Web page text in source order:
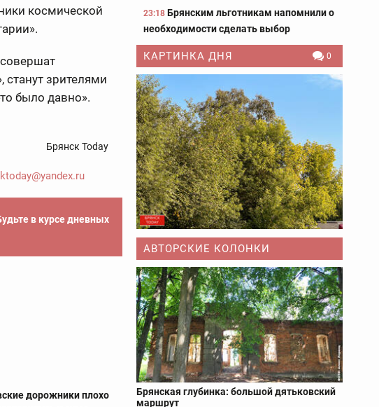
космической
станут зрителями
было давно».
Брянск Today
в курсе дневных
дорожники плохо
23:18 Брянским льготникам напомнили о
необходимости сделать выбор
КАРТИНКА ДНЯ 0
АВТОРСКИЕ КОЛОНКИ
Брянская глубинка: большой дятьковский
маршрут